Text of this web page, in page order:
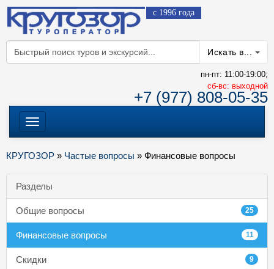
с 1996 года
Искать в...
пн-пт: 11:00-19:00;
cб-вс: выходной
+7 (977) 808-05-35
Меню
КРУГОЗОР » Частые вопросы » Финансовые вопросы
Разделы
Общие вопросы 25
Финансовые вопросы 11
Скидки 9